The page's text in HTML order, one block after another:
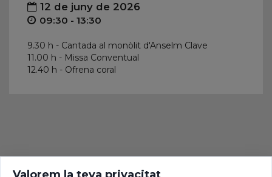
12 de juny de 2026
09:30 - 13:30
9.30 h - Cantada al monòlit d'Anselm Clave
11.00 h - Missa Conventual
12.40 h - Ofrena coral